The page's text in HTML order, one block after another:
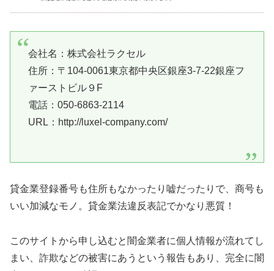
会社名： 株式会社ラクセル
住所：〒104-0061東京都中央区銀座3-7-22銀座フ
ァーストビル９F
電話：050-6863-2114
URL：http://luxel-company.com/
貸金業登録番号も住所もなかったり嘘だったりで、商号も
いい加減なモノ。貸金業法違反表記でかなり悪質！
このサイトから申し込むと闇金業者に個人情報が流れてし
まい、詐欺などの被害にあうという報告もあり、完全に闇